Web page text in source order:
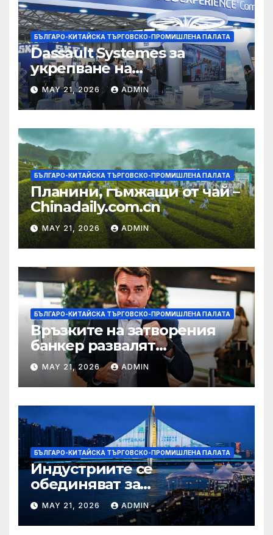
БЪЛГАРО-КИТАЙСКА ТЪРГОВСКО-ПРОМИШЛЕНА ПАЛАТА
Dassault Systemes за
укрепване на
изграждането на AI
екосистема в Китай
MAY 21, 2026 ADMIN
БЪЛГАРО-КИТАЙСКА ТЪРГОВСКО-ПРОМИШЛЕНА ПАЛАТА
Планини, гъмжащи от чай –
Chinadaily.com.cn
MAY 21, 2026 ADMIN
БЪЛГАРО-КИТАЙСКА ТЪРГОВСКО-ПРОМИШЛЕНА ПАЛАТА
Връзките на затворения
банкер развалят
надеждите на Флавио
Болсонаро за президент на
Бразилия
MAY 21, 2026 ADMIN
БЪЛГАРО-КИТАЙСКА ТЪРГОВСКО-ПРОМИШЛЕНА ПАЛАТА
Индустриите се
обединяват за
висококачествен растеж на
културния и
туристическия сектор
MAY 21, 2026 ADMIN